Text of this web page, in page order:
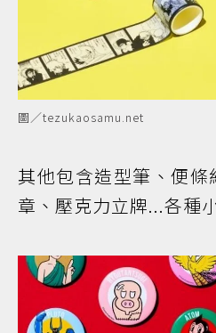
圖／tezukaosamu.net
其他包含造型筆、便
章、壓克力立牌...各種